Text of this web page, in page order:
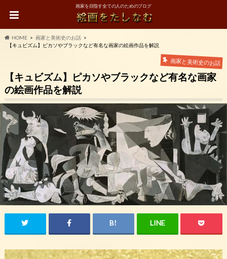
画家を目指す全ての人のためのブログ
HOME
画家と美術史のお話
【キュビズム】ピカソやブラックなど有名な画家の絵画作品を解説
画家と美術史のお話
【キュビズム】ピカソやブラックなど有名な画家
の絵画作品を解説